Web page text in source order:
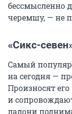
бессмысленно
черемшу, — не
«Сикс-
Самый
на сегодня —
Произносят
и
ладони